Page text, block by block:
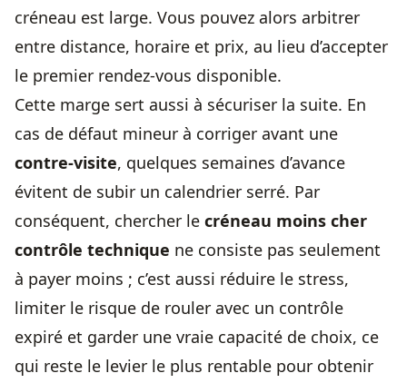
créneau est large. Vous pouvez alors arbitrer
entre distance, horaire et prix, au lieu d’accepter
le premier rendez-vous disponible.
Cette marge sert aussi à sécuriser la suite. En
cas de défaut mineur à corriger avant une
contre-visite, quelques semaines d’avance
évitent de subir un calendrier serré. Par
conséquent, chercher le créneau moins cher
contrôle technique ne consiste pas seulement
à payer moins ; c’est aussi réduire le stress,
limiter le risque de rouler avec un contrôle
expiré et garder une vraie capacité de choix, ce
qui reste le levier le plus rentable pour obtenir